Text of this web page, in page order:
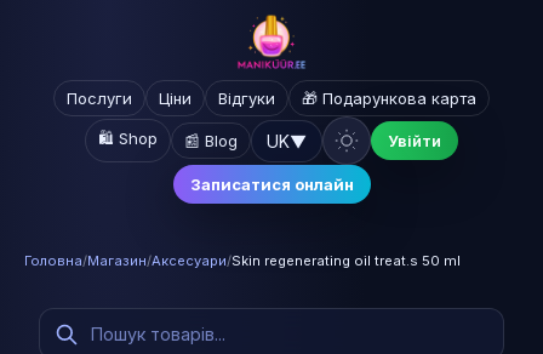
Послуги Ціни Відгуки 🎁 Подарункова карта
🛍️ Shop 📰 Blog UK▼ Увійти
Записатися онлайн
Головна/Магазин/Аксесуари/Skin regenerating oil treat.s 50 ml